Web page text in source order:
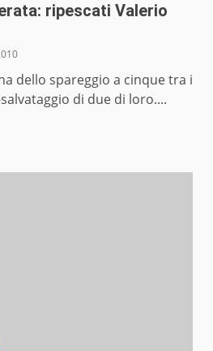
ripescati Valerio
dello spareggio a cinque tra i
di due di loro....